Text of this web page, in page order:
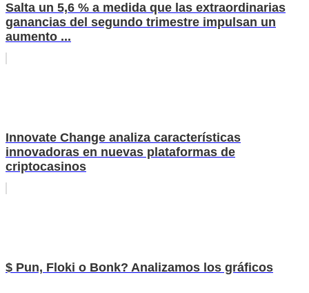
Salta un 5,6 % a medida que las extraordinarias
ganancias del segundo trimestre impulsan un
aumento ...
Innovate Change analiza características
innovadoras en nuevas plataformas de
criptocasinos
$ Pun, Floki o Bonk? Analizamos los gráficos